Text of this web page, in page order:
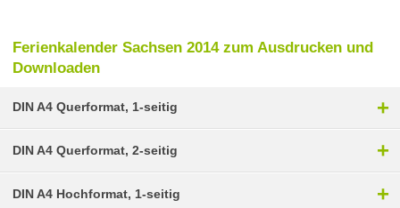
Ferienkalender Sachsen 2014 zum Ausdrucken und
Downloaden
DIN A4 Querformat, 1-seitig +
DIN A4 Querformat, 2-seitig +
DIN A4 Hochformat, 1-seitig +